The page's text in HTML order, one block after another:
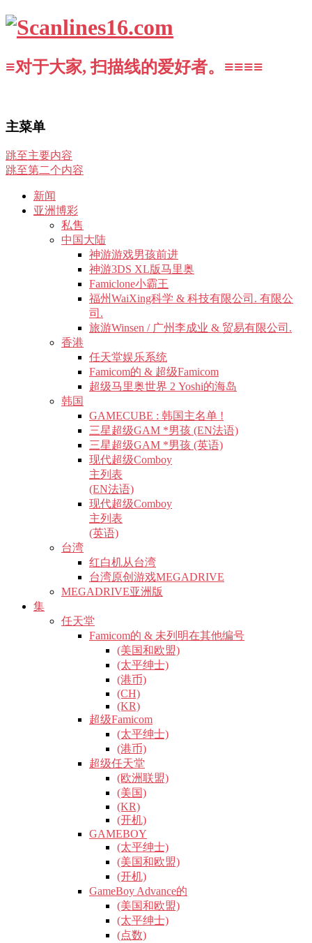
≡对于大家, 扫描线的爱好者。≡≡≡≡
主菜单
跳至主要内容
跳至第二个内容
新闻
亚洲博彩
私售
中国大陆
神游游戏男孩前进
神游3DS XL版马里奥
Famiclone小霸王
福州WaiXing科学 & 科技有限公司. 有限公
司.
旅游Winsen / 广州李成业 & 贸易有限公司.
香港
任天堂娱乐系统
Famicom的 & 超级Famicom
超级马里奥世界 2 Yoshi的海岛
韩国
GAMECUBE : 韩国主名单 !
三星超级GAM *男孩 (EN法语)
三星超级GAM *男孩 (英语)
现代超级Comboy
主列表
(EN法语)
现代超级Comboy
主列表
(英语)
台湾
红白机从台湾
台湾原创游戏MEGADRIVE
MEGADRIVE亚洲版
集
任天堂
Famicom的 & 未列明在其他编号
(美国和欧盟)
(太平绅士)
(港币)
(CH)
(KR)
超级Famicom
(太平绅士)
(港币)
超级任天堂
(欧洲联盟)
(美国)
(KR)
(开机)
GAMEBOY
(太平绅士)
(美国和欧盟)
(开机)
GameBoy Advance的
(美国和欧盟)
(太平绅士)
(点数)